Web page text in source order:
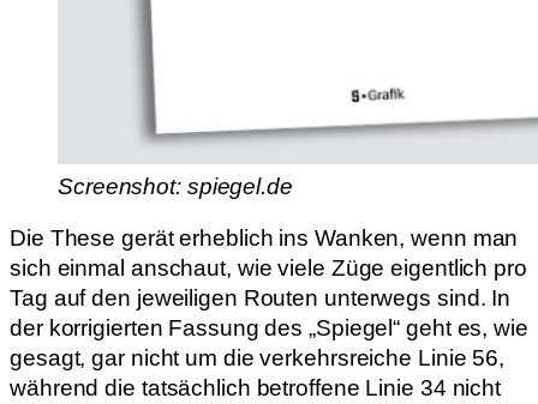
Screenshot: spiegel.de
Die These gerät erheblich ins Wanken, wenn man
sich einmal anschaut, wie viele Züge eigentlich pro
Tag auf den jeweiligen Routen unterwegs sind. In
der korrigierten Fassung des „Spiegel“ geht es, wie
gesagt, gar nicht um die verkehrsreiche Linie 56,
während die tatsächlich betroffene Linie 34 nicht